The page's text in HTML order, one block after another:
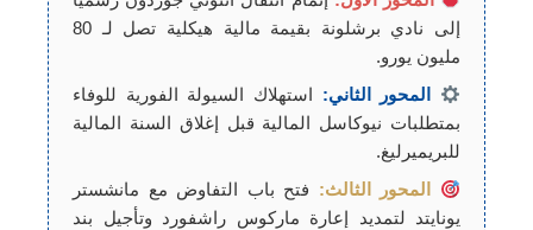
إلى نادي برشلونة بقيمة مالية هيكلية تصل لـ 80
مليون يورو.
المحور الثاني: استهلاك السيولة الفورية للوفاء
بمتطلبات نيوكاسل المالية قبل إغلاق السنة المالية
للبريميرليغ.
المحور الثالث: فتح باب التفاوض مع مانشستر
يونايتد لتمديد إعارة ماركوس راشفورد وتأجيل بند